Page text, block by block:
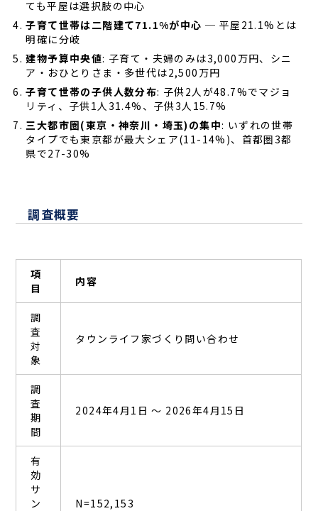
ても平屋は選択肢の中心
子育て世帯は二階建て71.1%が中心 ─ 平屋21.1%とは
明確に分岐
建物予算中央値: 子育て・夫婦のみは3,000万円、シニ
ア・おひとりさま・多世代は2,500万円
子育て世帯の子供人数分布: 子供2人が48.7%でマジョ
リティ、子供1人31.4%、子供3人15.7%
三大都市圏(東京・神奈川・埼玉)の集中: いずれの世帯
タイプでも東京都が最大シェア(11-14%)、首都圏3都
県で27-30%
調査概要
項
目
内容
調
査
対
象
タウンライフ家づくり問い合わせ
調
査
期
間
2024年4月1日 〜 2026年4月15日
有
効
サ
ン
N=152,153